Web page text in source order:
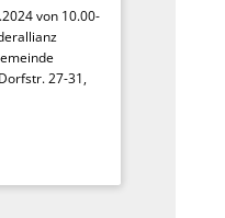
von 10.00-
27-31,